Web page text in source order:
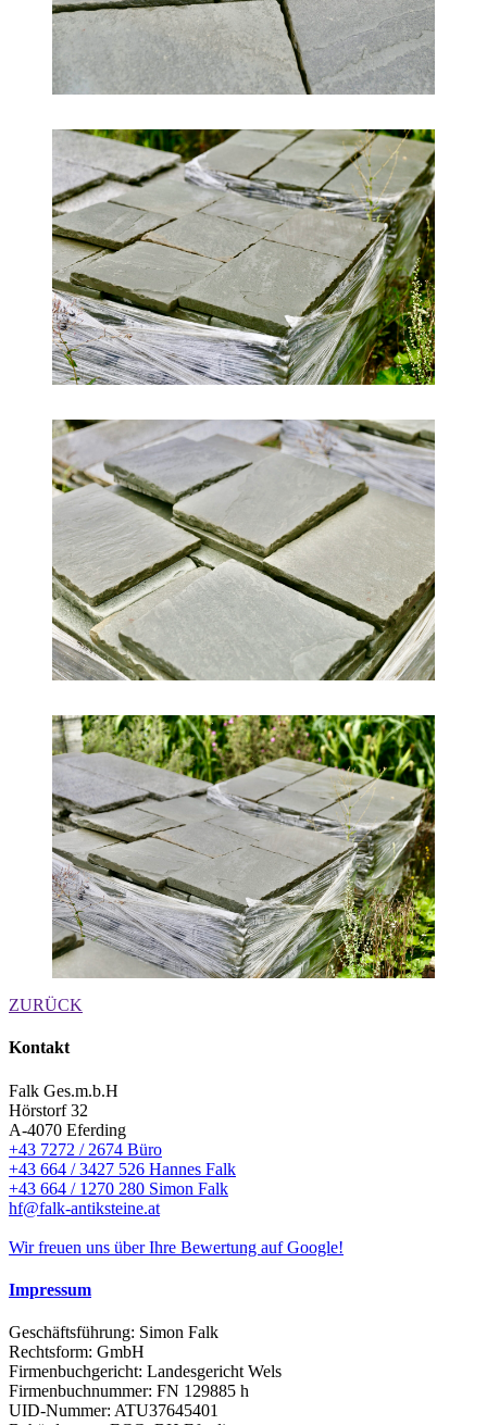
ZURÜCK
Kontakt
Falk Ges.m.b.H
Hörstorf 32
A-4070 Eferding
+43 7272 / 2674 Büro
+43 664 / 3427 526 Hannes Falk
+43 664 / 1270 280 Simon Falk
hf@falk-antiksteine.at
Wir freuen uns über Ihre Bewertung auf Google!
Impressum
Geschäftsführung: Simon Falk
Rechtsform: GmbH
Firmenbuchgericht: Landesgericht Wels
Firmenbuchnummer: FN 129885 h
UID-Nummer: ATU37645401